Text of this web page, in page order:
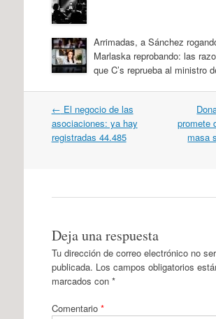
Arrimadas, a Sánchez
Marlaska reprobando: las
que C’s reprueba al ministro
Navegación
por
artículos
← El negocio de las
asociaciones: ya hay
registradas 44.485
promete
masa
Deja una respuesta
Tu dirección de correo electrónico no
publicada. Los campos obligatorios
marcados con *
Comentario *